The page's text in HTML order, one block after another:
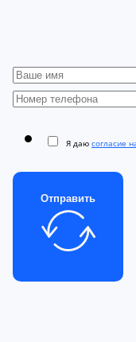
Я даю согласие
Отправить